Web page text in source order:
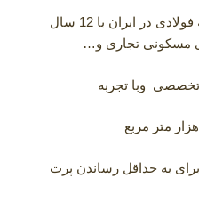
اولین اکیپ اجرایی سقف عرشه فولادی در ایران با 12 سال
مسکونی تجاری و…
تخصصی وبا تجربه
متر مربع
به حداقل رساندن پرت